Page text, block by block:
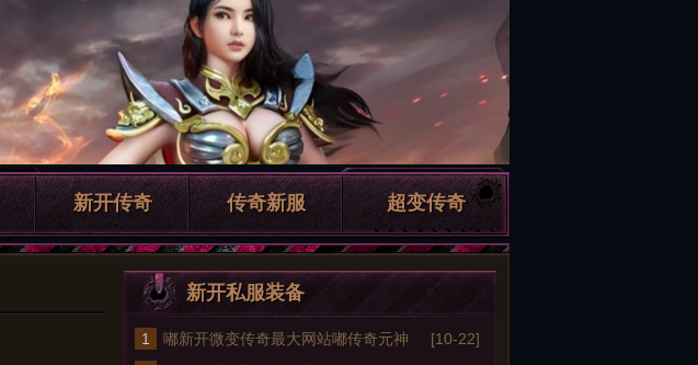
新开传奇 传奇新服 超变传奇
新开私服装备
1
嘟新开微变传奇最大网站嘟传奇元神
[10-22]